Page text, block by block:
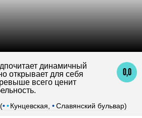
0,0
динамичный
открывает для себя
всего ценит
•• Кунцевская, •Славянский бульвар)